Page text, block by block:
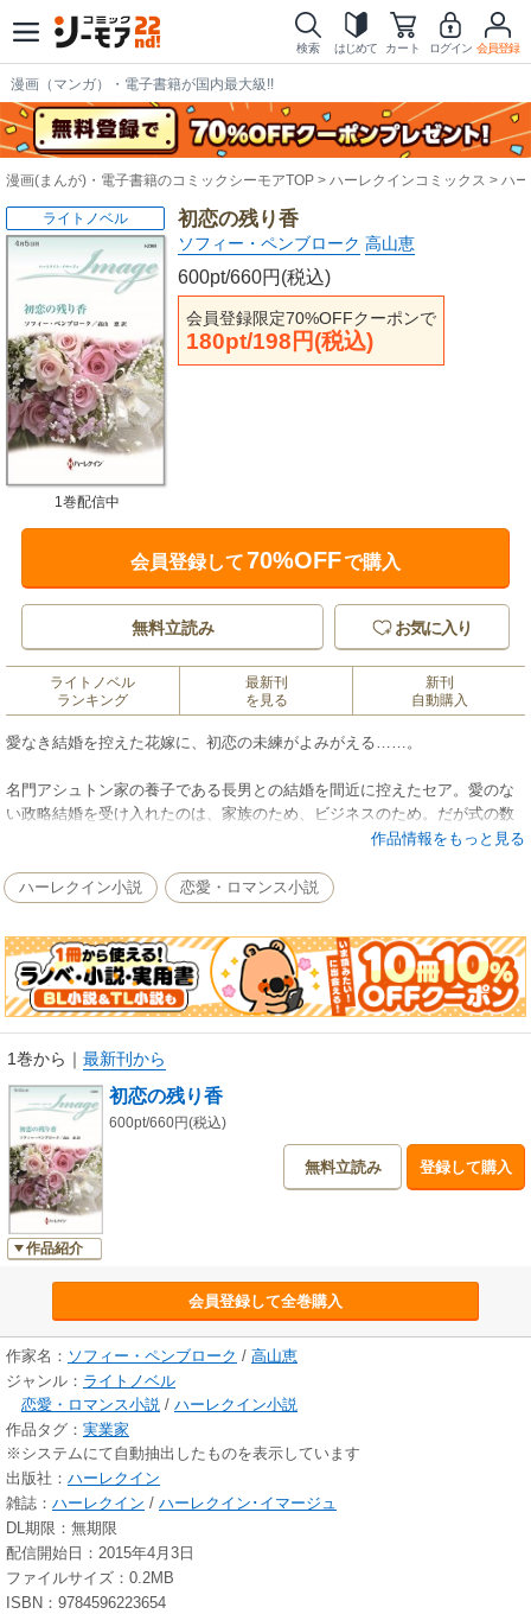
検索 はじめて カート ログイン 会員登録
漫画（マンガ）・電子書籍が国内最大級!!
漫画(まんが)・電子書籍のコミックシーモアTOP ハーレクインコミックス ハ
初恋の残り香
ソフィー・ペンブローク 高山恵
600pt/660円(税込)
会員登録限定70%OFFクーポンで
180pt/198円(税込)
ライトノベル
1巻配信中
会員登録して70%OFFで購入
無料立読み お気に入り
ライトノベル
ランキング
最新刊
を見る
新刊
自動購入
愛なき結婚を控えた花嫁に、初恋の未練がよみがえる……。
名門アシュトン家の養子である長男との結婚を間近に控えたセア。愛のな
い政略結婚を受け入れたのは、家族のため、ビジネスのため。だが式の数
日前、思いもよらない人物が彼女の前に現れた――元恋人で初恋の人、ア
た8年前から、一族とは疎遠になっている。当時セアは、家を出る彼に、一
緒に来てほしいと言われたが、やむにやまれぬ事情との板挟みになり、理
親の大企業をも脅かす存在だ。大人になった彼の色香に、そして彼が向け
てくる意味深な強い視線に、セアは身も心も震わせた。ああ、彼はいった
い、なぜ戻ってきたの？
■名門アシュトン家が養子を迎えた直後にこの世に生を享けたジーク。つね
に“よそ者”という意識を持ち、周囲からも放蕩息子と思われ生きてきた彼が
長年の音信不通を経て現れたのは、憎き父と渡り合うため？ それとも血
のつながらない兄からセアを取り戻すため？
作品情報をもっと見る
ハーレクイン小説 恋愛・ロマンス小説
1巻から ｜ 最新刊から
作品紹介
初恋の残り香
600pt/660円(税込)
無料立読み 登録して購入
会員登録して全巻購入
作家名： ソフィー・ペンブローク / 高山恵
ジャンル： ライトノベル
恋愛・ロマンス小説 / ハーレクイン小説
作品タグ： 実業家
※システムにて自動抽出したものを表示しています
出版社： ハーレクイン
雑誌： ハーレクイン / ハーレクイン･イマージュ
DL期限：無期限
配信開始日：2015年4月3日
ファイルサイズ：0.2MB
ISBN：9784596223654